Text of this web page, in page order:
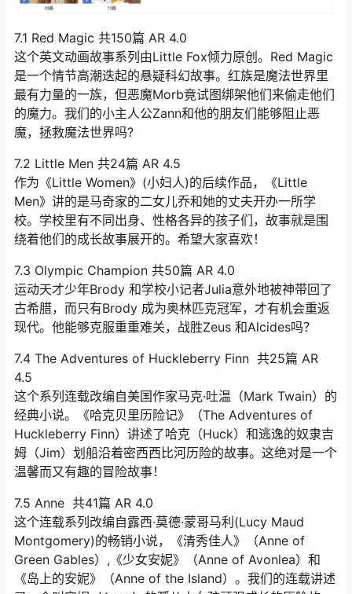
7.1 Red Magic 共150篇 AR 4.0
这个英文动画故事系列由Little Fox倾力原创。Red Magic
是一个情节高潮迭起的悬疑科幻故事。红族是魔法世界里
最有力量的一族，但恶魔Morb竟试图绑架他们来偷走他们
的魔力。我们的小主人公Zann和他的朋友们能够阻止恶
魔，拯救魔法世界吗?
7.2 Little Men 共24篇 AR 4.5
作为《Little Women》(小妇人)的后续作品，《Little
Men》讲的是马奇家的二女儿乔和她的丈夫开办一所学
校。学校里有不同出身、性格各异的孩子们，故事就是围
绕着他们的成长故事展开的。希望大家喜欢！
7.3 Olympic Champion 共50篇 AR 4.0
运动天才少年Brody 和学校小记者Julia意外地被神带回了
古希腊，而只有Brody 成为奥林匹克冠军，才有机会重返
现代。他能够克服重重难关，战胜Zeus 和Alcides吗？
7.4 The Adventures of Huckleberry Finn 共25篇 AR
4.5
这个系列连载改编自美国作家马克·吐温（Mark Twain）的
经典小说。《哈克贝里历险记》（The Adventures of
Huckleberry Finn）讲述了哈克（Huck）和逃逸的奴隶吉
姆（Jim）划船沿着密西西比河历险的故事。这绝对是一个
温馨而又有趣的冒险故事！
7.5 Anne 共41篇 AR 4.0
这个连载系列改编自露西·莫德·蒙哥马利(Lucy Maud
Montgomery)的畅销小说，《清秀佳人》（Anne of
Green Gables）,《少女安妮》（Anne of Avonlea）和
《岛上的安妮》（Anne of the Island）。我们的连载讲述